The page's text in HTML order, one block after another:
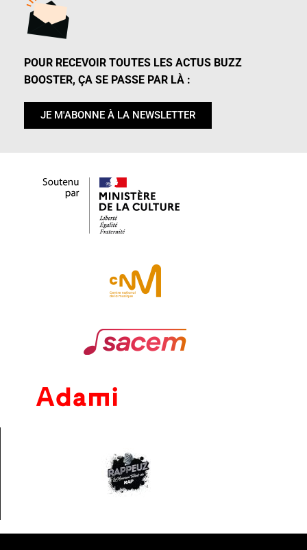
POUR RECEVOIR TOUTES LES ACTUS BUZZ
BOOSTER, ÇA SE PASSE PAR LÀ :
JE M'ABONNE À LA NEWSLETTER